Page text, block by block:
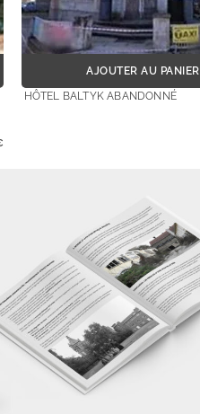
AJOUTER AU PANIER
HÔTEL BALTYK ABANDONNÉ